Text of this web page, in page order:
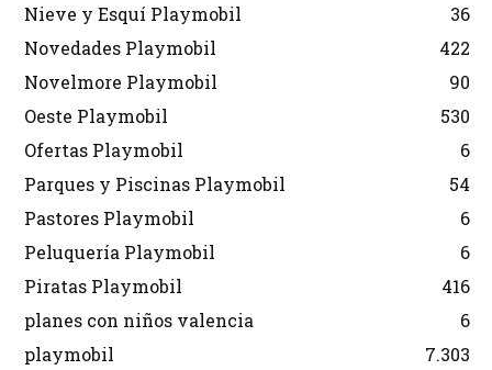
Nieve y Esquí Playmobil
36
Novedades Playmobil
422
Novelmore Playmobil
90
Oeste Playmobil
530
Ofertas Playmobil
6
Parques y Piscinas Playmobil
54
Pastores Playmobil
6
Peluquería Playmobil
6
Piratas Playmobil
416
planes con niños valencia
6
playmobil
7.303